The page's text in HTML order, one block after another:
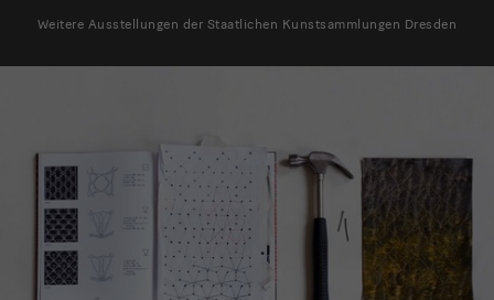
Weitere Ausstellungen der Staatlichen Kunstsammlungen Dresden